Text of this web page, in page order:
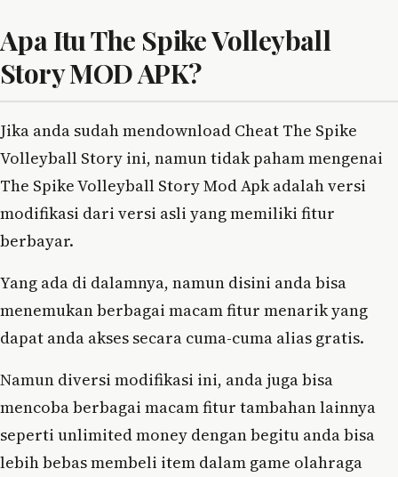
Apa Itu The Spike Volleyball
Story MOD APK?
Jika anda sudah mendownload Cheat The Spike
Volleyball Story ini, namun tidak paham mengenai
The Spike Volleyball Story Mod Apk adalah versi
modifikasi dari versi asli yang memiliki fitur
berbayar.
Yang ada di dalamnya, namun disini anda bisa
menemukan berbagai macam fitur menarik yang
dapat anda akses secara cuma-cuma alias gratis.
Namun diversi modifikasi ini, anda juga bisa
mencoba berbagai macam fitur tambahan lainnya
seperti unlimited money dengan begitu anda bisa
lebih bebas membeli item dalam game olahraga